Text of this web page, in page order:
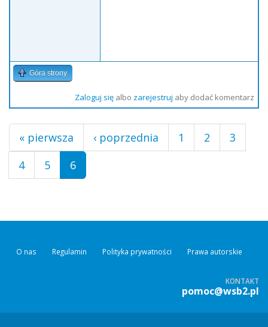
Góra strony
Zaloguj sięalbo zarejestruj aby dodać komentarz
Strony
« pierwsza ‹ poprzednia 1 2
3
4
5 6
O nas Regulamin Polityka prywatności Prawa autorskie
KONTAKT
pomoc@wsb2.pl